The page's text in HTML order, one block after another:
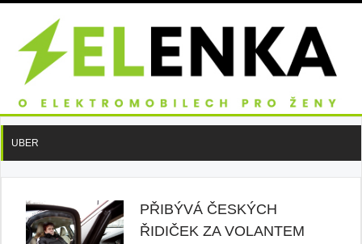
UBER
PŘIBÝVÁ ČESKÝCH
ŘIDIČEK ZA VOLANTEM